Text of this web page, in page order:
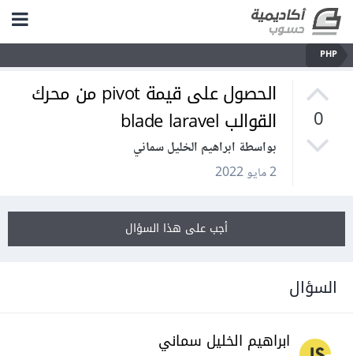
PHP
0
الحصول على قيمة pivot من محرك
القوالب blade laravel
بواسطة ابراهيم الخليل سماني
2 مايو 2022
أجب على هذا السؤال
السؤال
ابراهيم الخليل سماني